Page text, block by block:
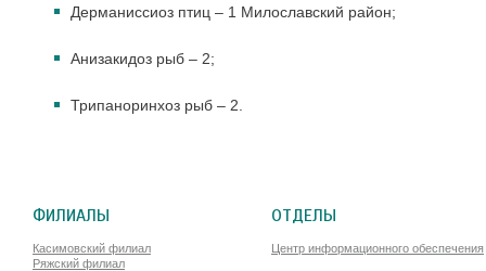
Дерманиссиоз птиц – 1 Милославский район;
Анизакидоз рыб – 2;
Трипаноринхоз рыб – 2.
ФИЛИАЛЫ
Касимовский филиал
Ряжский филиал
ОТДЕЛЫ
Центр информационного обеспечения